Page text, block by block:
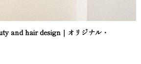
and hair design｜オリジナル・